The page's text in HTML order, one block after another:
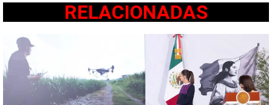
RELACIONADAS